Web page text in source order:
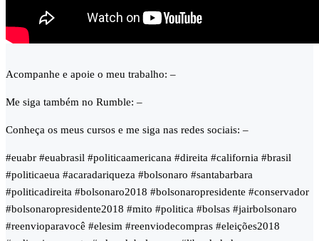
Acompanhe e apoie o meu trabalho: –
Me siga também no Rumble: –
Conheça os meus cursos e me siga nas redes sociais: –
#euabr #euabrasil #politicaamericana #direita #california #brasil
#politicaeua #acaradariqueza #bolsonaro #santabarbara
#politicadireita #bolsonaro2018 #bolsonaropresidente #conservador
#bolsonaropresidente2018 #mito #politica #bolsas #jairbolsonaro
#reenvioparavocê #elesim #reenviodecompras #eleições2018